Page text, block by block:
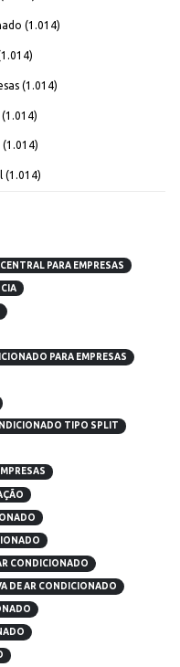
(1.014)
(1.014)
(1.014)
(1.014)
(1.014)
PARA EMPRESAS
PARA EMPRESAS
TIPO SPLIT
CONDICIONADO
DE AR CONDICIONADO